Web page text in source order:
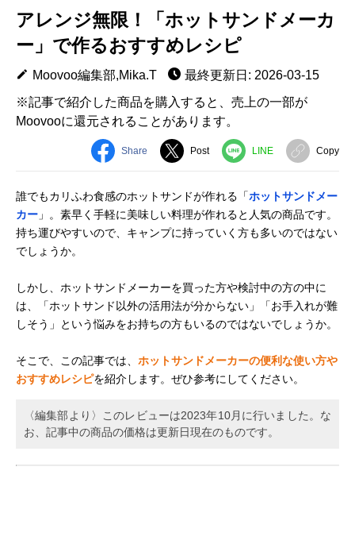
アレンジ無限！「ホットサンドメーカ
ー」で作るおすすめレシピ
Moovoo編集部,Mika.T
最終更新日: 2026-03-15
※記事で紹介した商品を購入すると、売上の一部が
Moovooに還元されることがあります。
Share Post LINE Copy
誰でもカリふわ食感のホットサンドが作れる「ホットサンドメー
カー 」。素早く手軽に美味しい料理が作れると人気の商品です。
持ち運びやすいので、キャンプに持っていく方も多いのではない
でしょうか。
しかし、ホットサンドメーカーを買った方や検討中の方の中に
は、「ホットサンド以外の活用法が分からない」「お手入れが難
しそう」という悩みをお持ちの方もいるのではないでしょうか。
そこで、この記事では、 ホットサンドメーカーの便利な使い方や
おすすめレシピを紹介します。ぜひ参考にしてください。
〈編集部より〉このレビューは2023年10月に行いました。な
お、記事中の商品の価格は更新日現在のものです。